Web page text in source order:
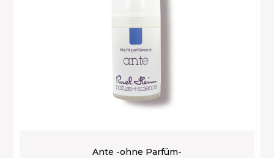
Ante -ohne Parfüm-